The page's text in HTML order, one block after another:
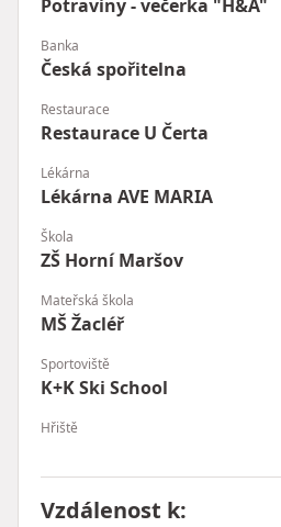
Potraviny - večerka "H&A"
Banka
Česká spořitelna
Restaurace
Restaurace U Čerta
Lékárna
Lékárna AVE MARIA
Škola
ZŠ Horní Maršov
Mateřská škola
MŠ Žacléř
Sportoviště
K+K Ski School
Hřiště
Vzdálenost k: